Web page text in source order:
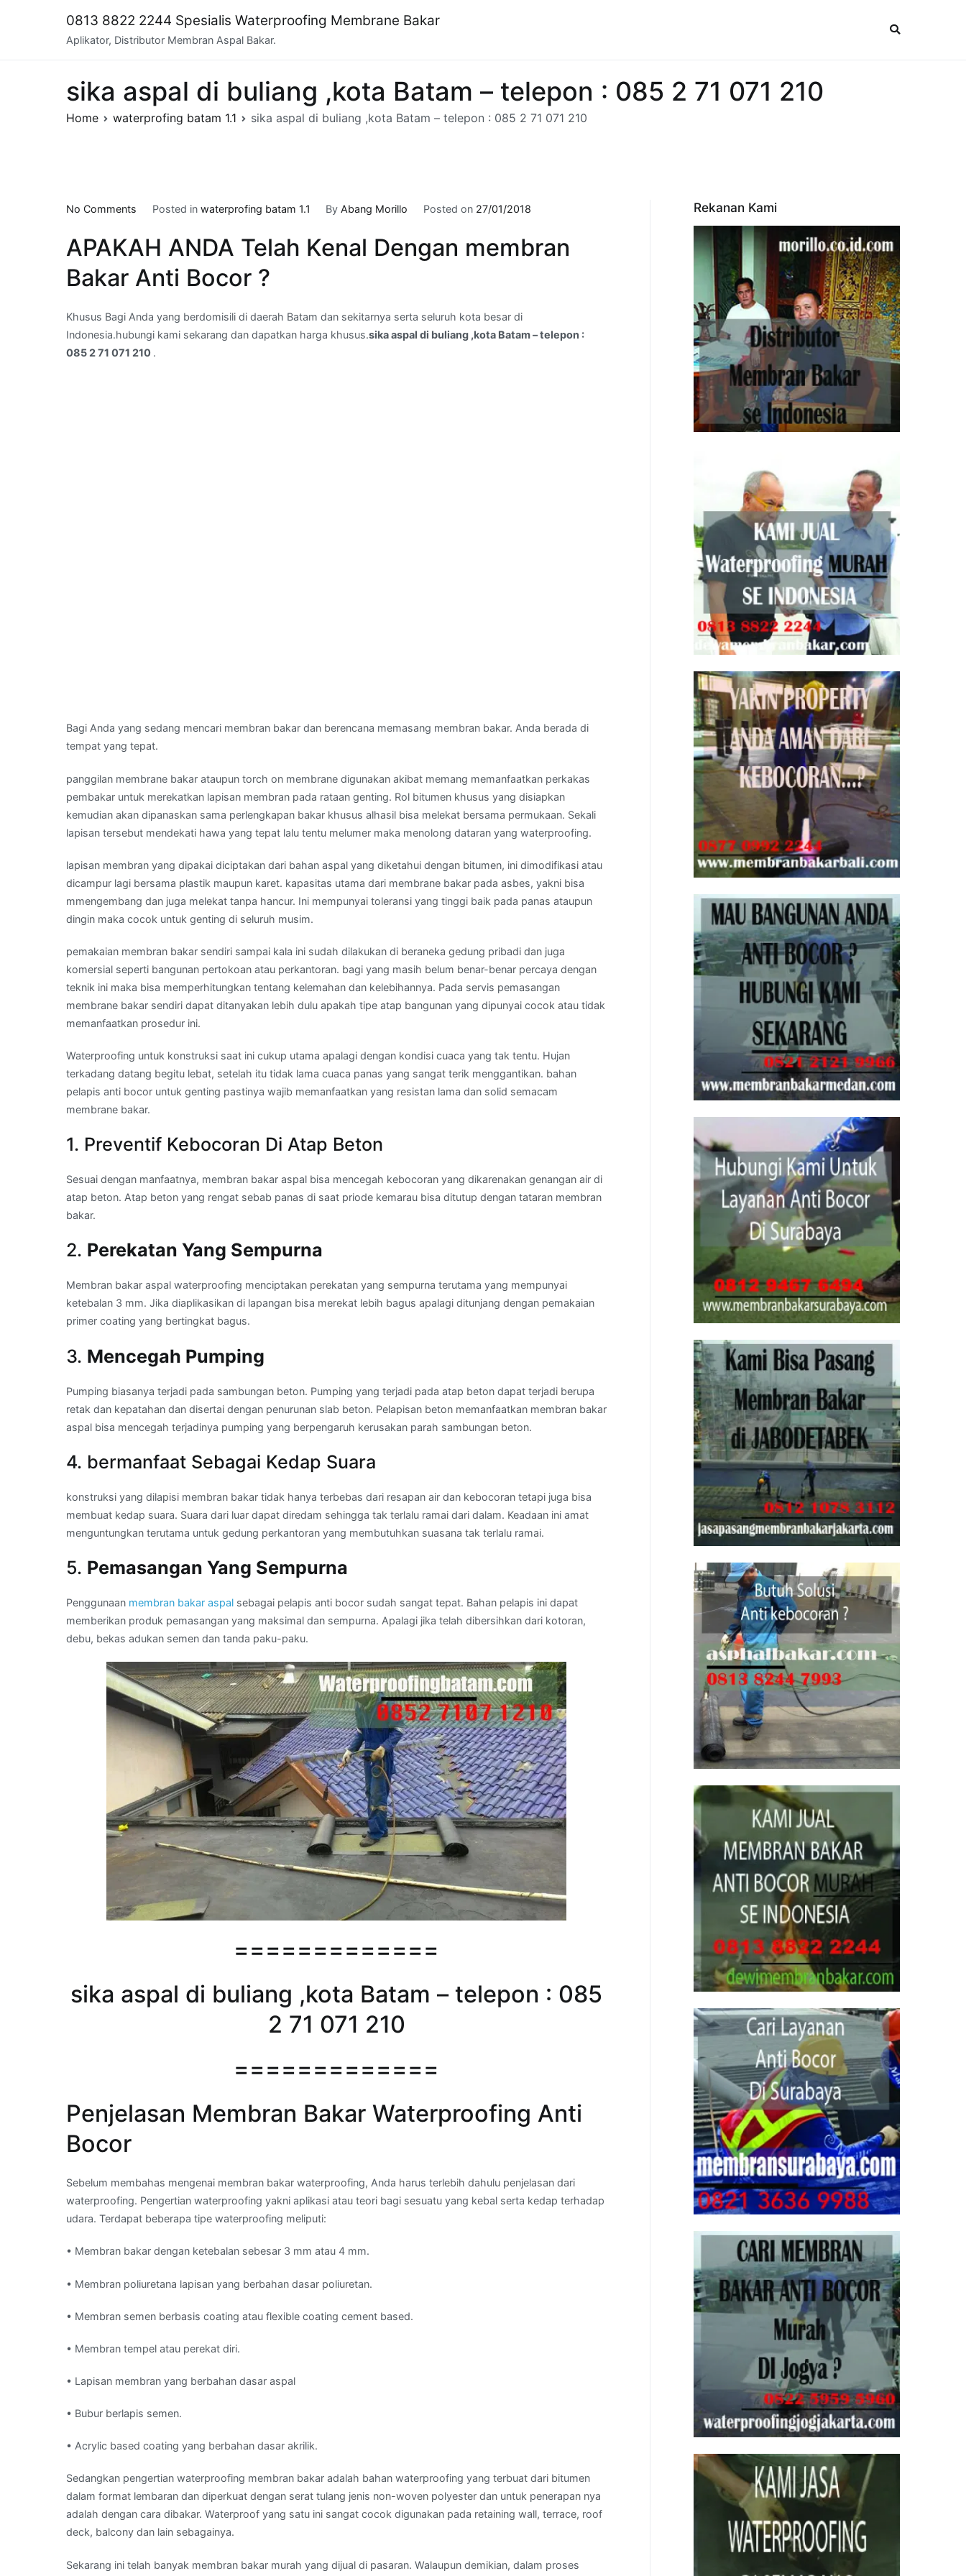
0813 8822 2244 Spesialis Waterproofing Membrane Bakar
Aplikator, Distributor Membran Aspal Bakar.
sika aspal di buliang ,kota Batam – telepon : 085 2 71 071 210
Home waterprofing batam 1.1 sika aspal di buliang ,kota Batam – telepon : 085 2 71 071 210
No Comments
aspal
buliang
Batam
–
telepon
Posted in waterprofing batam 1.1 ByAbang Morillo Posted on 27/01/2018
APAKAH ANDA Telah Kenal Dengan membran
Bakar Anti Bocor ?
Khusus Bagi Anda yang berdomisili di daerah Batam dan sekitarnya serta seluruh kota besar di
Indonesia.hubungi kami sekarang dan dapatkan harga khusus.sika aspal di buliang ,kota Batam – telepon :
085 2 71 071 210 .
Bagi Anda yang sedang mencari membran bakar dan berencana memasang membran bakar. Anda berada di
tempat yang tepat.
panggilan membrane bakar ataupun torch on membrane digunakan akibat memang memanfaatkan perkakas
pembakar untuk merekatkan lapisan membran pada rataan genting. Rol bitumen khusus yang disiapkan
kemudian akan dipanaskan sama perlengkapan bakar khusus alhasil bisa melekat bersama permukaan. Sekali
lapisan tersebut mendekati hawa yang tepat lalu tentu melumer maka menolong dataran yang waterproofing.
lapisan membran yang dipakai diciptakan dari bahan aspal yang diketahui dengan bitumen, ini dimodifikasi atau
dicampur lagi bersama plastik maupun karet. kapasitas utama dari membrane bakar pada asbes, yakni bisa
mmengembang dan juga melekat tanpa hancur. Ini mempunyai toleransi yang tinggi baik pada panas ataupun
dingin maka cocok untuk genting di seluruh musim.
pemakaian membran bakar sendiri sampai kala ini sudah dilakukan di beraneka gedung pribadi dan juga
komersial seperti bangunan pertokoan atau perkantoran. bagi yang masih belum benar-benar percaya dengan
teknik ini maka bisa memperhitungkan tentang kelemahan dan kelebihannya. Pada servis pemasangan
membrane bakar sendiri dapat ditanyakan lebih dulu apakah tipe atap bangunan yang dipunyai cocok atau tidak
memanfaatkan prosedur ini.
Waterproofing untuk konstruksi saat ini cukup utama apalagi dengan kondisi cuaca yang tak tentu. Hujan
terkadang datang begitu lebat, setelah itu tidak lama cuaca panas yang sangat terik menggantikan. bahan
pelapis anti bocor untuk genting pastinya wajib memanfaatkan yang resistan lama dan solid semacam
membrane bakar.
1. Preventif Kebocoran Di Atap Beton
Sesuai dengan manfaatnya, membran bakar aspal bisa mencegah kebocoran yang dikarenakan genangan air di
atap beton. Atap beton yang rengat sebab panas di saat priode kemarau bisa ditutup dengan tataran membran
bakar.
2. Perekatan Yang Sempurna
Membran bakar aspal waterproofing menciptakan perekatan yang sempurna terutama yang mempunyai
ketebalan 3 mm. Jika diaplikasikan di lapangan bisa merekat lebih bagus apalagi ditunjang dengan pemakaian
primer coating yang bertingkat bagus.
3. Mencegah Pumping
Pumping biasanya terjadi pada sambungan beton. Pumping yang terjadi pada atap beton dapat terjadi berupa
retak dan kepatahan dan disertai dengan penurunan slab beton. Pelapisan beton memanfaatkan membran bakar
aspal bisa mencegah terjadinya pumping yang berpengaruh kerusakan parah sambungan beton.
4. bermanfaat Sebagai Kedap Suara
konstruksi yang dilapisi membran bakar tidak hanya terbebas dari resapan air dan kebocoran tetapi juga bisa
membuat kedap suara. Suara dari luar dapat diredam sehingga tak terlalu ramai dari dalam. Keadaan ini amat
menguntungkan terutama untuk gedung perkantoran yang membutuhkan suasana tak terlalu ramai.
5. Pemasangan Yang Sempurna
Penggunaan membran bakar aspal sebagai pelapis anti bocor sudah sangat tepat. Bahan pelapis ini dapat
memberikan produk pemasangan yang maksimal dan sempurna. Apalagi jika telah dibersihkan dari kotoran,
debu, bekas adukan semen dan tanda paku-paku.
=============
sika aspal di buliang ,kota Batam – telepon : 085
2 71 071 210
=============
Penjelasan Membran Bakar Waterproofing Anti
Bocor
Sebelum membahas mengenai membran bakar waterproofing, Anda harus terlebih dahulu penjelasan dari
waterproofing. Pengertian waterproofing yakni aplikasi atau teori bagi sesuatu yang kebal serta kedap terhadap
udara. Terdapat beberapa tipe waterproofing meliputi:
• Membran bakar dengan ketebalan sebesar 3 mm atau 4 mm.
• Membran poliuretana lapisan yang berbahan dasar poliuretan.
• Membran semen berbasis coating atau flexible coating cement based.
• Membran tempel atau perekat diri.
• Lapisan membran yang berbahan dasar aspal
• Bubur berlapis semen.
• Acrylic based coating yang berbahan dasar akrilik.
Sedangkan pengertian waterproofing membran bakar adalah bahan waterproofing yang terbuat dari bitumen
dalam format lembaran dan diperkuat dengan serat tulang jenis non-woven polyester dan untuk penerapan nya
adalah dengan cara dibakar. Waterproof yang satu ini sangat cocok digunakan pada retaining wall, terrace, roof
deck, balcony dan lain sebagainya.
Sekarang ini telah banyak membran bakar murah yang dijual di pasaran. Walaupun demikian, dalam proses
Rekanan Kami